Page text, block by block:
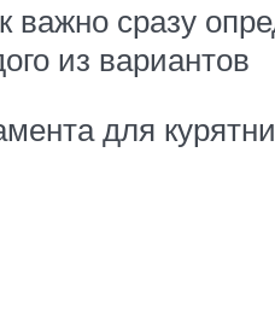
сразу
из вариантов
для